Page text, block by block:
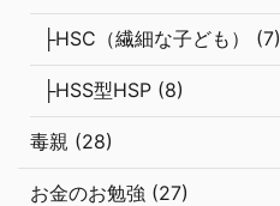
├HSC（繊細な子ども） (7)
├HSS型HSP (8)
毒親 (28)
お金のお勉強 (27)